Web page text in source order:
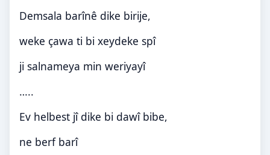
Demsala barînê dike birije,
weke çawa ti bi xeydeke spî
ji salnameya min weriyayî
…..
Ev helbest jî dike bi dawî bibe,
ne berf barî